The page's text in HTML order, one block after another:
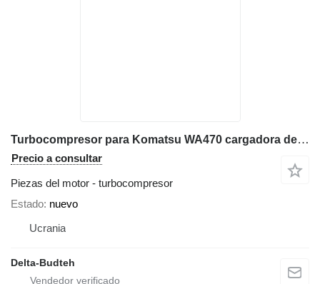
Turbocompresor para Komatsu WA470 cargadora de ruedas
Precio a consultar
Piezas del motor - turbocompresor
Estado nuevo
Ucrania
Delta-Budteh